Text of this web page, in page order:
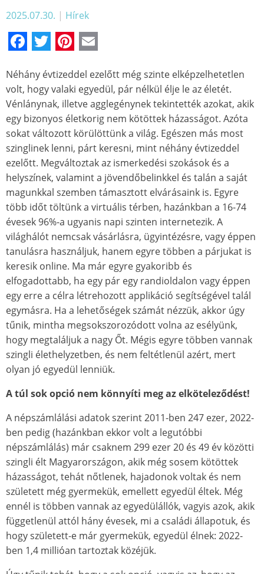
2025.07.30. | Hírek
Facebook
TwitterPinterest
Néhány évtizeddel ezelőtt még szinte elképzelhetetlen
volt, hogy valaki egyedül, pár nélkül élje le az életét.
Vénlánynak, illetve agglegénynek tekintették azokat, akik
egy bizonyos életkorig nem kötöttek házasságot. Azóta
sokat változott körülöttünk a világ. Egészen más most
szinglinek lenni, párt keresni, mint néhány évtizeddel
ezelőtt. Megváltoztak az ismerkedési szokások és a
helyszínek, valamint a jövendőbelinkkel és talán a saját
magunkkal szemben támasztott elvárásaink is. Egyre
több időt töltünk a virtuális térben, hazánkban a 16-74
évesek 96%-a ugyanis napi szinten internetezik. A
világhálót nemcsak vásárlásra, ügyintézésre, vagy éppen
tanulásra használjuk, hanem egyre többen a párjukat is
keresik online. Ma már egyre gyakoribb és
elfogadottabb, ha egy pár egy randioldalon vagy éppen
egy erre a célra létrehozott applikáció segítségével talál
egymásra. Ha a lehetőségek számát nézzük, akkor úgy
tűnik, mintha megsokszorozódott volna az esélyünk,
hogy megtaláljuk a nagy Őt. Mégis egyre többen vannak
szingli élethelyzetben, és nem feltétlenül azért, mert
olyan jó egyedül lenniük.
A túl sok opció nem könnyíti meg az elköteleződést!
A népszámlálási adatok szerint 2011-ben 247 ezer, 2022-
ben pedig (hazánkban ekkor volt a legutóbbi
népszámlálás) már csaknem 299 ezer 20 és 49 év közötti
szingli élt Magyarországon, akik még sosem kötöttek
házasságot, tehát nőtlenek, hajadonok voltak és nem
született még gyermekük, emellett egyedül éltek. Még
ennél is többen vannak az egyedülállók, vagyis azok, akik
függetlenül attól hány évesek, mi a családi állapotuk, és
hogy született-e már gyermekük, egyedül élnek: 2022-
ben 1,4 millióan tartoztak közéjük.